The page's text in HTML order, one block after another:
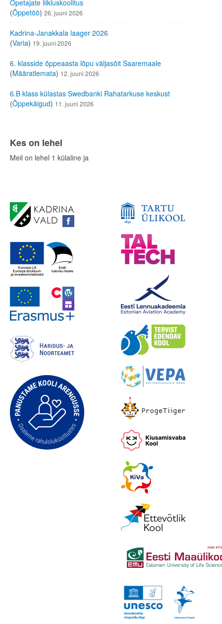
Õpetajate liikluskoolitus
(Õppetöö) 26. juuni 2026
Kadrina-Janakkala laager 2026
(Varia) 19. juuni 2026
6. klasside õppeaasta lõpu väljasõit Saaremaale
(Määratlemata) 12. juuni 2026
6.B klass külastas Swedbanki Rahatarkuse keskust
(Õppekäigud) 11. juuni 2026
Kes on lehel
Meil on lehel 1 külaline ja